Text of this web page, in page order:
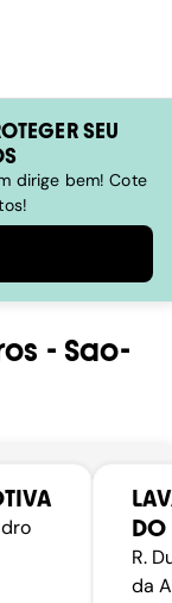
SEU
dirige bem! Cote
- Sao-
DO
R.
da